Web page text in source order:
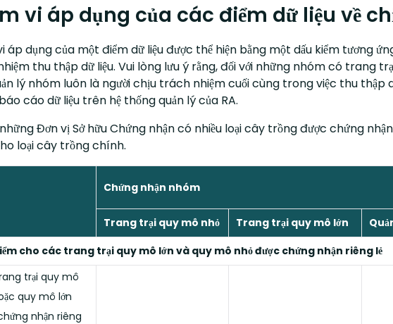
vi áp dụng của các điểm dữ liệu về
áp dụng của một điểm dữ liệu được thể hiện bằng một dấu kiểm tương
thu thập dữ liệu. Vui lòng lưu ý rằng, đối với những nhóm có trang
lý nhóm luôn là người chịu trách nhiệm cuối cùng trong việc thu thập
cáo dữ liệu trên hệ thống quản lý của RA.
Đơn vị Sở hữu Chứng nhận có nhiều loại cây trồng được chứng
loại cây trồng chính.
Chứng nhận nhóm
Trang trại quy mô nhỏ
Trang trại quy mô lớn
cho các trang trại quy mô lớn và quy mô nhỏ được chứng nhận riêng lẻ
trại quy mô
quy mô lớn
nhận riêng